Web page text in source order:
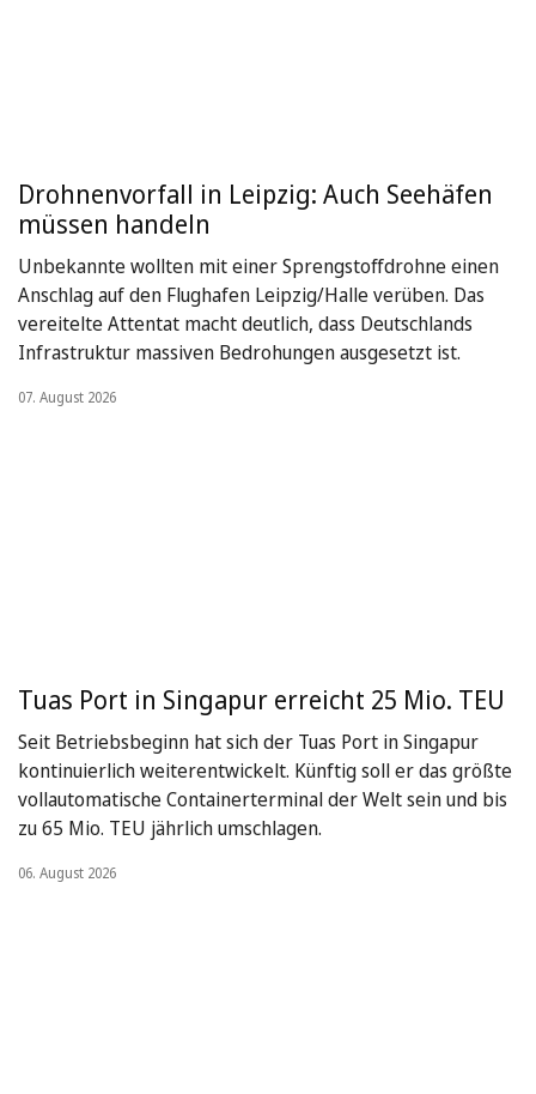
Drohnenvorfall in Leipzig: Auch Seehäfen
müssen handeln
Unbekannte wollten mit einer Sprengstoffdrohne einen
Anschlag auf den Flughafen Leipzig/Halle verüben. Das
vereitelte Attentat macht deutlich, dass Deutschlands
Infrastruktur massiven Bedrohungen ausgesetzt ist.
07. August 2026
Tuas Port in Singapur erreicht 25 Mio. TEU
Seit Betriebsbeginn hat sich der Tuas Port in Singapur
kontinuierlich weiterentwickelt. Künftig soll er das größte
vollautomatische Containerterminal der Welt sein und bis
zu 65 Mio. TEU jährlich umschlagen.
06. August 2026